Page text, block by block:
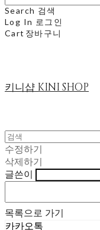
Search 검색
Log In 로그인
Cart 장바구니
키니샵 KINI SHOP
수정하기
삭제하기
글쓴이
목록으로 가기
카카오톡